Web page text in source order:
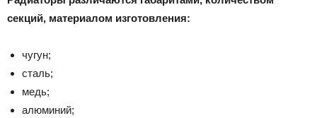
секций, материалом изготовления:
чугун;
сталь;
медь;
алюминий;